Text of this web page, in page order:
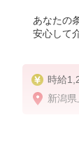
あなたの
安心して
時給
◆無資
◆初
◆介
新潟